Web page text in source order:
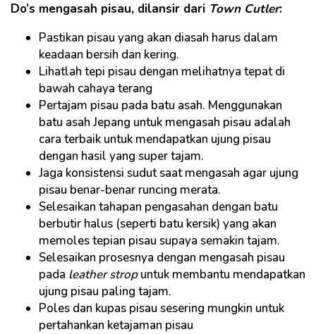
Do’s mengasah pisau, dilansir dari Town Cutler:
Pastikan pisau yang akan diasah harus dalam
keadaan bersih dan kering.
Lihatlah tepi pisau dengan melihatnya tepat di
bawah cahaya terang
Pertajam pisau pada batu asah. Menggunakan
batu asah Jepang untuk mengasah pisau adalah
cara terbaik untuk mendapatkan ujung pisau
dengan hasil yang super tajam.
Jaga konsistensi sudut saat mengasah agar ujung
pisau benar-benar runcing merata.
Selesaikan tahapan pengasahan dengan batu
berbutir halus (seperti batu kersik) yang akan
memoles tepian pisau supaya semakin tajam.
Selesaikan prosesnya dengan mengasah pisau
pada leather stropuntuk membantu mendapatkan
ujung pisau paling tajam.
Poles dan kupas pisau sesering mungkin untuk
pertahankan ketajaman pisau